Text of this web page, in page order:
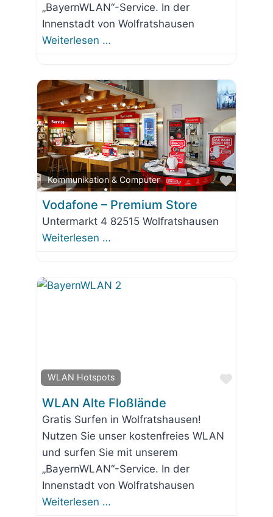
„BayernWLAN“-Service. In der
Innenstadt von Wolfratshausen
Weiterlesen …
Kommunikation & Computer
Favorit
Vodafone – Premium Store
Untermarkt 4 82515 Wolfratshausen
Weiterlesen …
WLAN Hotspots
Favorit
WLAN Alte Floßlände
Gratis Surfen in Wolfratshausen!
Nutzen Sie unser kostenfreies WLAN
und surfen Sie mit unserem
„BayernWLAN“-Service. In der
Innenstadt von Wolfratshausen
Weiterlesen …